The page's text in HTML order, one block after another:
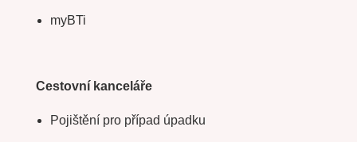
myBTi
Cestovní kanceláře
Pojištění pro případ úpadku